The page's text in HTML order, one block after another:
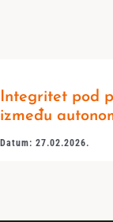
Integritet pod
između
Datum: 27.02.2026.